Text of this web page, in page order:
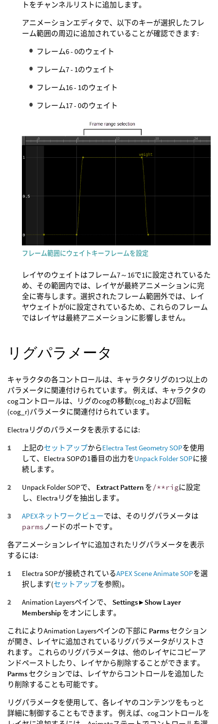
トをチャンネルリストに追加します。
アニメーションエディタで、以下のキーが選択したフレ
ーム範囲の周辺に追加されていることが確認できます:
フレーム6 - 0のウェイト
フレーム7 - 1のウェイト
フレーム16 - 1のウェイト
フレーム17 - 0のウェイト
フレーム範囲にウェイトキーフレームを設定
レイヤのウェイトはフレーム7～16で1に設定されているた
め、その範囲内では、レイヤが最終アニメーションに完
全に寄与します。選択されたフレーム範囲外では、レイ
ヤウェイトが0に設定されているため、これらのフレーム
ではレイヤは最終アニメーションに影響しません。
リグパラメータ
キャラクタの各コントロールは、キャラクタリグの1つ以上の
パラメータに関連付けられています。 例えば、キャラクタの
cogコントロールは、リグのcogの移動(cog_t)および回転
(cog_r)パラメータに関連付けられています。
Electraリグのパラメータを表示するには:
上記のセットアップからElectra Test Geometry SOPを使用
して、Electra SOPの1番目の出力をUnpack Folder SOPに接
続します。
Unpack Folder SOPで、 Extract Pattern を /**rigに設定
し、Electraリグを抽出します。
APEXネットワークビューでは、そのリグパラメータは
parmsノードのポートです。
各アニメーションレイヤに追加されたリグパラメータを表示
するには:
Electra SOPが接続されているAPEX Scene Animate SOPを選
択します(セットアップを参照)。
Animation Layersペインで、 Settings ▸ Show Layer
Membership をオンにします。
これによりAnimation Layersペインの下部に Parms セクション
が開き、レイヤに追加されているリグパラメータがリストさ
れます。 これらのリグパラメータは、他のレイヤにコピーア
ンドペーストしたり、レイヤから削除することができます。
Parms セクションでは、レイヤからコントロールを追加した
り削除することも可能です。
リグパラメータを使用して、各レイヤのコンテンツをもっと
詳細に制御することもできます。 例えば、cogコントロールを